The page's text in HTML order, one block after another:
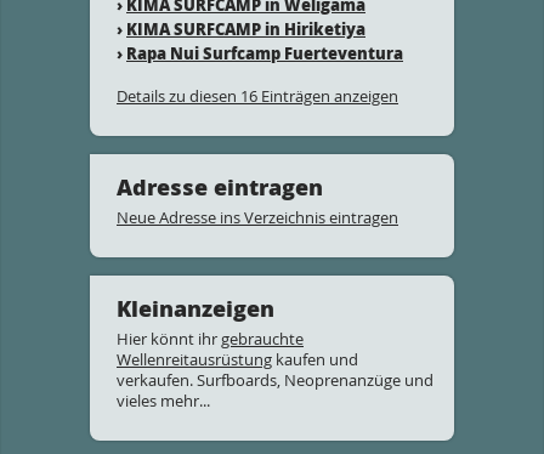
› KIMA SURFCAMP in Hiriketiya
› Rapa Nui Surfcamp Fuerteventura
Details zu diesen 16 Einträgen anzeigen
Adresse eintragen
Neue Adresse ins Verzeichnis eintragen
Kleinanzeigen
Hier könnt ihrgebrauchte
Wellenreitausrüstung kaufen und
verkaufen. Surfboards, Neoprenanzüge und
vieles mehr...